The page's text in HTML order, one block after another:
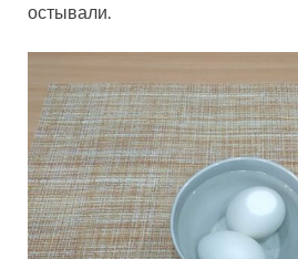
остывали.